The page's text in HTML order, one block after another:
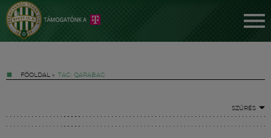
FŐOLDAL » TAG: QARABAG
SZŰRÉS